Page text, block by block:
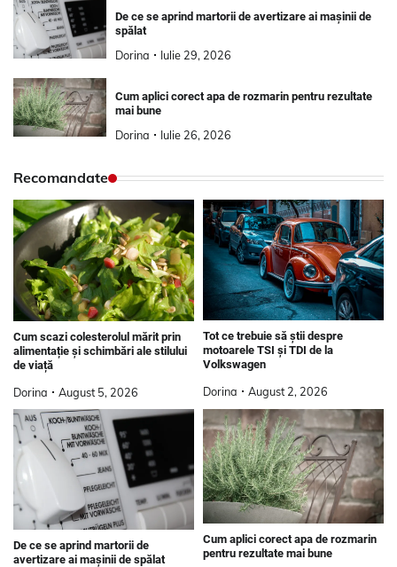
De ce se aprind martorii de avertizare ai mașinii de
spălat
Dorina Iulie 29, 2026
Cum aplici corect apa de rozmarin pentru rezultate
mai bune
Dorina Iulie 26, 2026
Recomandate
Cum scazi colesterolul mărit prin
alimentație și schimbări ale stilului
de viață
Dorina August 5, 2026
Tot ce trebuie să știi despre
motoarele TSI și TDI de la
Volkswagen
Dorina August 2, 2026
De ce se aprind martorii de
avertizare ai mașinii de spălat
Cum aplici corect apa de rozmarin
pentru rezultate mai bune